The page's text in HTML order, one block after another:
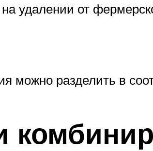
удалении от
можно разделить в